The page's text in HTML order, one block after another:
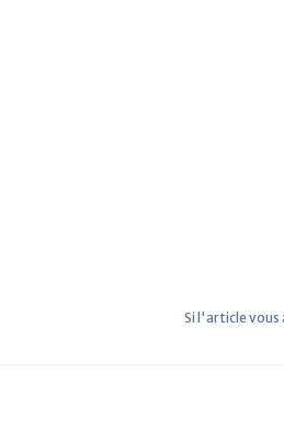
Si l'article vous